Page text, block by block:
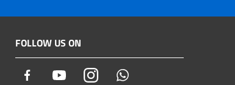
FOLLOW US ON
Facebook YoutubeInstagram